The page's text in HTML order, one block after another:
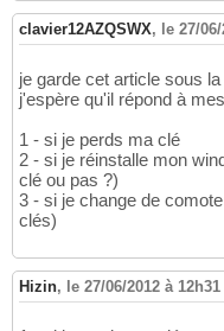
clavier12AZQSWX, le 27/
je garde cet article sous la
j'espère qu'il répond à
1 - si je perds ma clé
2 - si je réinstalle mon
clé ou pas ?)
3 - si je change de
clés)
Hizin, le 27/06/2012 à 12h31